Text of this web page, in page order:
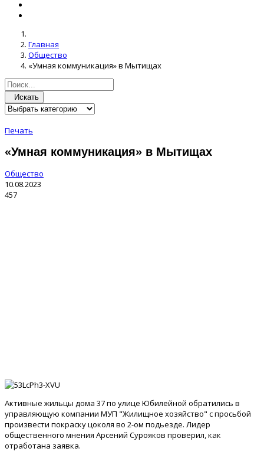
Главная
Общество
«Умная коммуникация» в Мытищах
Искать
Печать
«Умная коммуникация» в Мытищах
Общество
10.08.2023
457
Активные жильцы дома 37 по улице Юбилейной обратились в
управляющую компании МУП "Жилищное хозяйство" с просьбой
произвести покраску цоколя во 2-ом подьезде. Лидер
общественного мнения Арсений Сурояков проверил, как
отработана заявка.